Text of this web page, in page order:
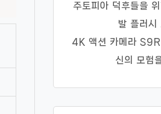
주토피아 덕후들을
발 플러시
4K 액션 카메라
신의 모험